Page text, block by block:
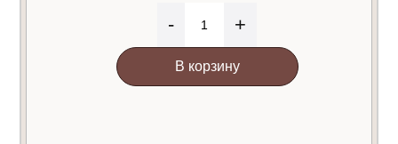
- +
В корзину